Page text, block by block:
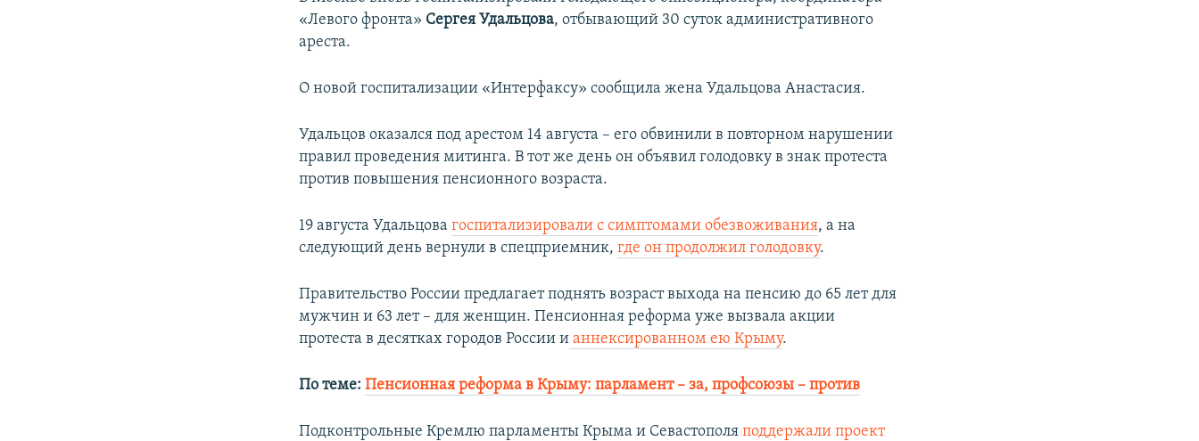
«Левого фронта» Сергея Удальцова, отбывающий 30 суток административного
ареста.
О новой госпитализации «Интерфаксу» сообщила жена Удальцова Анастасия.
Удальцов оказался под арестом 14 августа – его обвинили в повторном нарушении
правил проведения митинга. В тот же день он объявил голодовку в знак протеста
против повышения пенсионного возраста.
19 августа Удальцовагоспитализировали с симптомами обезвоживания, а на
следующий день вернули в спецприемник,где он продолжил голодовку.
Правительство России предлагает поднять возраст выхода на пенсию до 65 лет для
мужчин и 63 лет – для женщин. Пенсионная реформа уже вызвала акции
протеста в десятках городов России и аннексированном ею Крыму.
По теме:Пенсионная реформа в Крыму: парламент – за, профсоюзы – против
Подконтрольные Кремлю парламенты Крыма и Севастополяподдержали проект